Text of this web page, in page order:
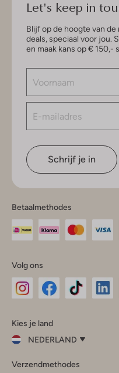
Let's keep in
Blijf op de hoogte van
deals, speciaal voor jou.
en maak kans op € 150,-
Schrijf je in
Betaalmethodes
Volg ons
InstagramFacebook
Kies je land
NEDERLAND
je
Verzendmethodes